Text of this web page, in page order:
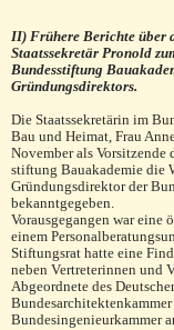
II) Frühere Berichte über
Staatssekretär Pronold
Bundesstiftung
Gründungsdirektors.
Die Staatssekretärin im
Bau und Heimat, Frau
November als Vorsitzende
stiftung Bauakademie die
Gründungsdirektor der
bekanntgegeben.
Vorausgegangen war eine
einem
Stiftungsrat hatte eine
neben Vertreterinnen und
Abgeordnete des
Bundesingenieur­kammer